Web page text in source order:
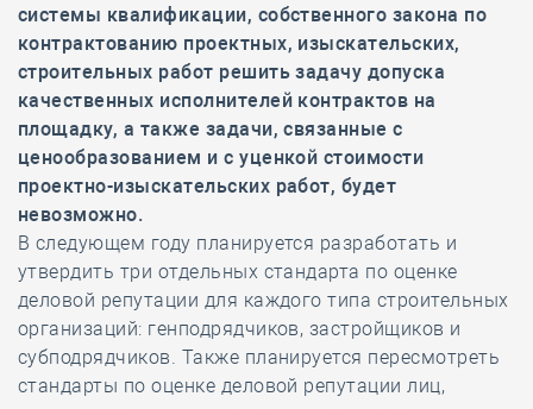
системы квалификации, собственного закона по
контрактованию проектных, изыскательских,
строительных работ решить задачу допуска
качественных исполнителей контрактов на
площадку, а также задачи, связанные с
ценообразованием и с уценкой стоимости
проектно-изыскательских работ, будет
невозможно.
В следующем году планируется разработать и
утвердить три отдельных стандарта по оценке
деловой репутации для каждого типа строительных
организаций: генподрядчиков, застройщиков и
субподрядчиков. Также планируется пересмотреть
стандарты по оценке деловой репутации лиц,